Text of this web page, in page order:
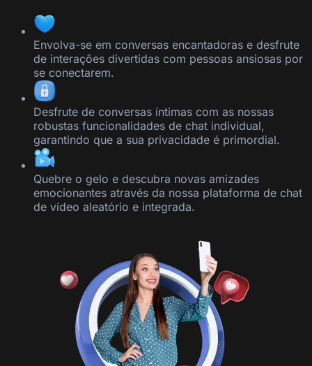
Envolva-se em conversas encantadoras e desfrute
de interações divertidas com pessoas ansiosas por
se conectarem.
Desfrute de conversas íntimas com as nossas
robustas funcionalidades de chat individual,
garantindo que a sua privacidade é primordial.
Quebre o gelo e descubra novas amizades
emocionantes através da nossa plataforma de chat
de vídeo aleatório e integrada.